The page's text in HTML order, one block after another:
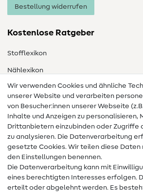
Bestellung widerrufen
Kostenlose Ratgeber
Stofflexikon
Nählexikon
Nähanleitungen
Hilfe & Kontakt
Kontakt
Infos zum Betreiberwechsel
Widerrufsrecht
Wir verwenden Cookies und ähnliche
unserer Website und verarbeiten
von Besucher:innen unserer Webseite
Inhalte und Anzeigen zu personalisieren,
Drittanbietern einzubinden oder Zugriffe
zu analysieren. Die Datenverarbeitung
gesetzte Cookies. Wir teilen diese Daten
den Einstellungen benennen.
Die Datenverarbeitung kann mit
eines berechtigten Interesses erfolgen.
erteilt oder abgelehnt werden. Es